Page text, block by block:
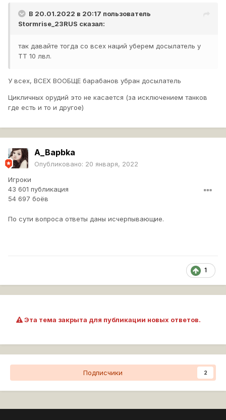
В 20.01.2022 в 20:17 пользователь
Stormrise_23RUS сказал:
так давайте тогда со всех наций уберем досылатель у
ТТ 10 лвл.
У всех, ВСЕХ ВООБЩЕ барабанов убран досылатель
Цикличных орудий это не касается (за исключением танков
где есть и то и другое)
A_Bapbka
Опубликовано: 20 января, 2022
Игроки
43 601 публикация
54 697 боёв
По сути вопроса ответы даны исчерпывающие.
1
Эта тема закрыта для публикации новых ответов.
Подписчики 2